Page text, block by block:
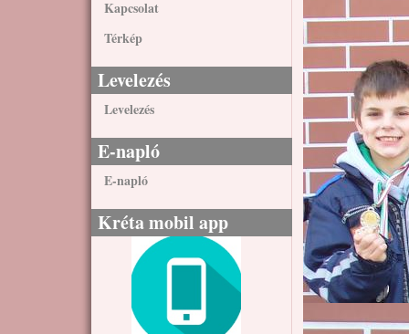
Kapcsolat
Térkép
Levelezés
Levelezés
E-napló
E-napló
Kréta mobil app